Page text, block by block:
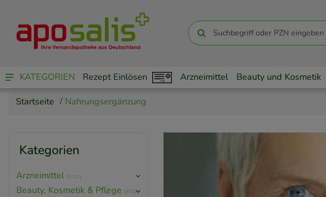
KATEGORIEN Rezept Einlösen Arzneimittel Beauty und Kosmetik
Startseite Nahrungsergänzung
Kategorien
Arzneimittel (6731)
Beauty, Kosmetik & Pflege (4082)